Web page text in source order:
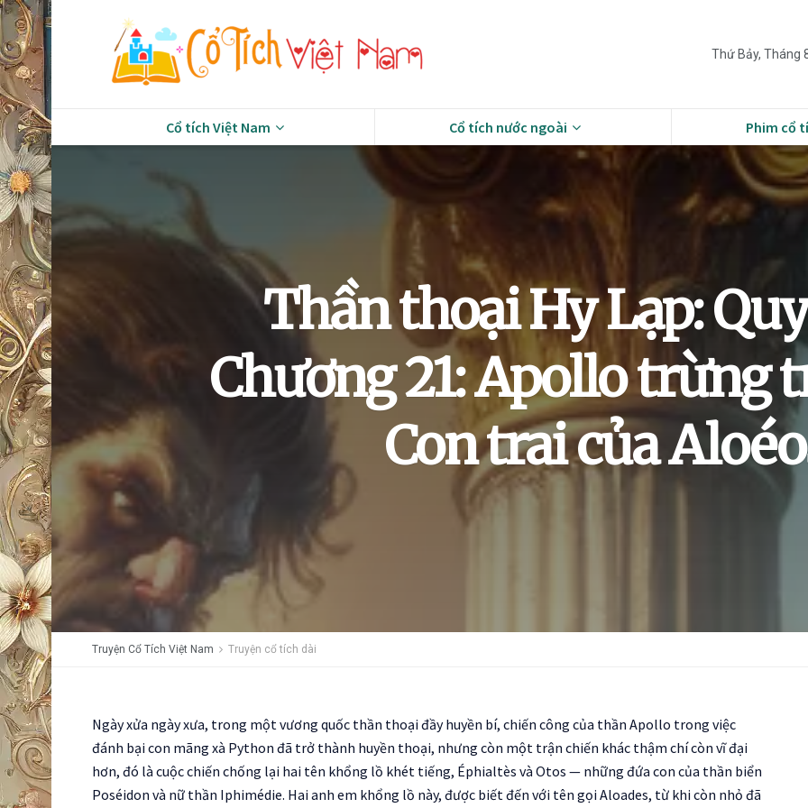
Thứ Bảy, Tháng
Cổ tích Việt Nam Cổ tích nước ngoài Phim cổ
Thần thoại Hy Lạp:
Chương 21: Apollo trừng
Con trai của
Truyện Cổ Tích Việt Nam Truyện cổ tích dài
Ngày xửa ngày xưa, trong một vương quốc thần thoại đầy huyền bí, chiến công của thần Apollo trong việc
đánh bại con mãng xà Python đã trở thành huyền thoại, nhưng còn một trận chiến khác thậm chí còn vĩ đại
hơn, đó là cuộc chiến chống lại hai tên khổng lồ khét tiếng, Éphialtès và Otos — những đứa con của thần biển
Poséidon và nữ thần Iphimédie. Hai anh em khổng lồ này, được biết đến với tên gọi Aloades, từ khi còn nhỏ đã